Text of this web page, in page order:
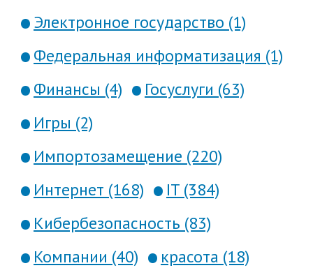
Электронное государство (1)
Федеральная информатизация (1)
Финансы (4)
Госуслуги (63)
Игры (2)
Импортозамещение (220)
Интернет (168)
IT (384)
Кибербезопасность (83)
Компании (40)
красота (18)